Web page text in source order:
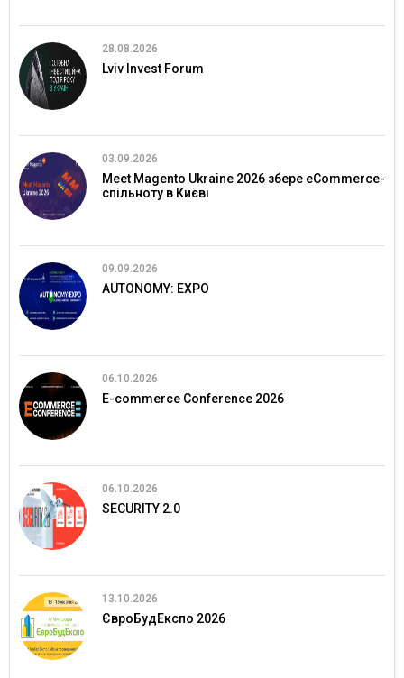
28.08.2026
Lviv Invest Forum
03.09.2026
Meet Magento Ukraine 2026 збере eCommerce-
спільноту в Києві
09.09.2026
AUTONOMY: EXPO
06.10.2026
E-commerce Conference 2026
06.10.2026
SECURITY 2.0
13.10.2026
ЄвроБудЕкспо 2026